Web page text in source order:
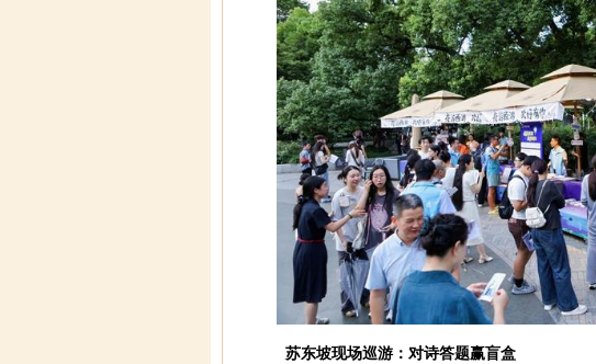
苏东坡现场巡游：对诗答题赢盲盒